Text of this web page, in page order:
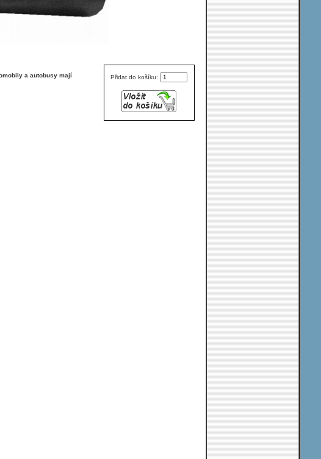
Přidat do košíku:
a autobusy mají